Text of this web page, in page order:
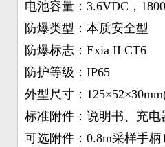
电池容量：3.6VDC，
防爆类型：本质安全型
防爆标志：Exia II CT6
防护等级：IP65
外型尺寸：
标准附件：说明书、充电
可选附件：0.8m采样手